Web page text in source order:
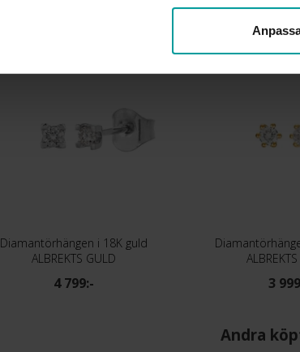
Diamantörhängen i 18K guld
ALBREKTS GULD
4 799:- 3
Andra